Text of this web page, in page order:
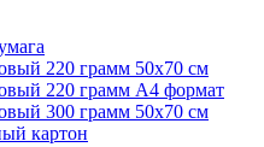
220 грамм 50х70 см
220 грамм A4 формат
300 грамм 50х70 см
картон